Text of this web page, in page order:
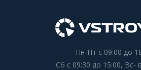
Пн-Пт с 09:00 до
Сб с 09:30 до 15:00, Вс-